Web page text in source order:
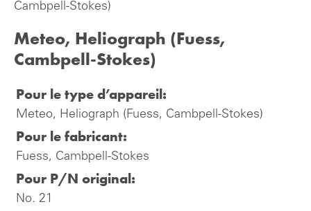
Cambpell-Stokes)
Meteo, Heliograph (Fuess,
Cambpell-Stokes)
Pour le type d’appareil:
Meteo, Heliograph (Fuess, Cambpell-Stokes)
Pour le fabricant:
Fuess, Cambpell-Stokes
Pour P/N original:
No. 21